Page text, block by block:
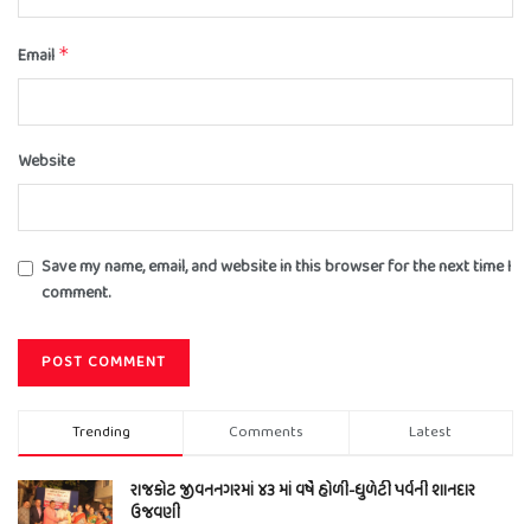
Email *
Website
Save my name, email, and website in this browser for the next time I
comment.
Trending Comments Latest
રાજકોટ જીવનનગરમાં ૪૩ માં વર્ષે હોળી-ધુળેટી પર્વની શાનદાર
ઉજવણી